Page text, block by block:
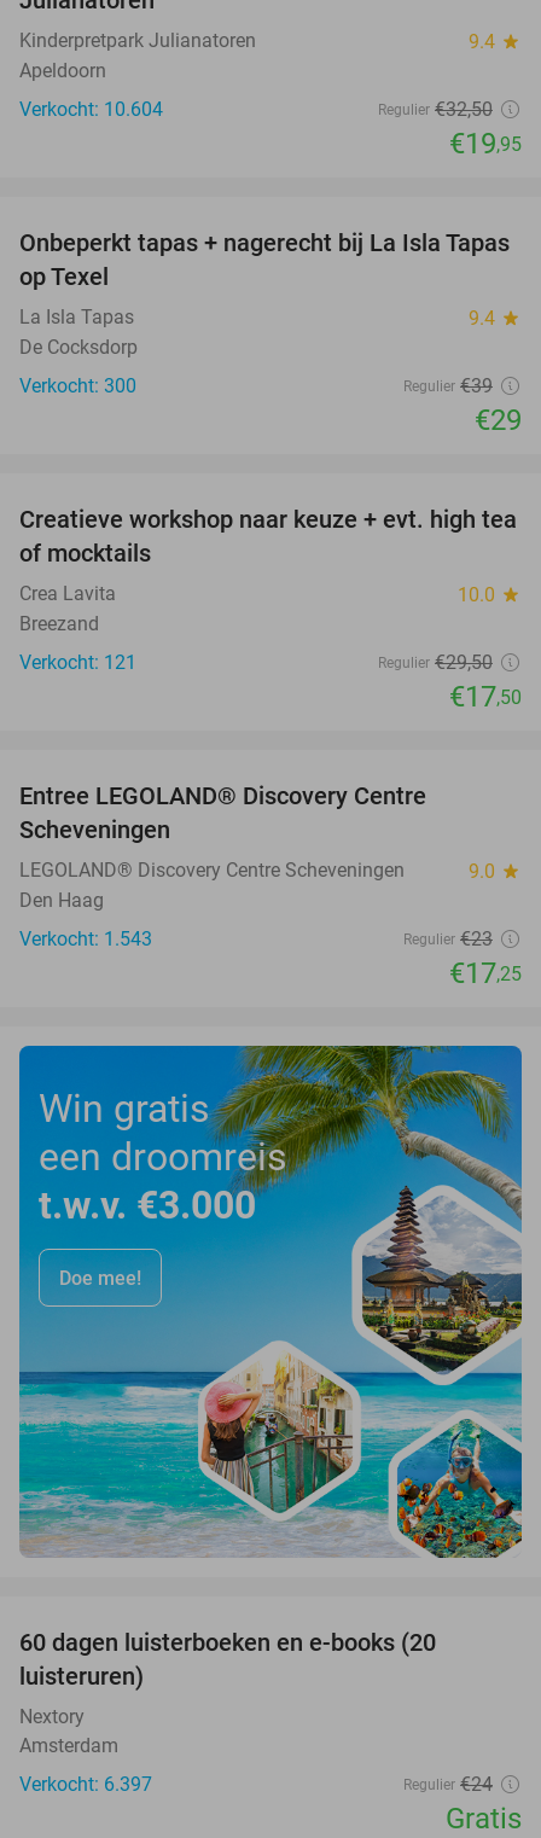
Kinderpretpark Julianatoren 9.4 star
Apeldoorn
Verkocht: 10.604
Regulier €32,50
€19,95
26%
Onbeperkt tapas + nagerecht bij La Isla Tapas
op Texel
La Isla Tapas 9.4 star
De Cocksdorp
Verkocht: 300
Regulier €39
€29
41%
Creatieve workshop naar keuze + evt. high tea
of mocktails
Crea Lavita 10.0 star
Breezand
Verkocht: 121
Regulier €29,50
€17,50
Entree LEGOLAND® Discovery Centre
Scheveningen
LEGOLAND® Discovery Centre Scheveningen 9.0 star
Den Haag
Verkocht: 1.543
Regulier €23
€17,25
Win gratis
een droomreis
t.w.v. €3.000
Doe mee!
60 dagen luisterboeken en e-books (20
luisteruren)
Nextory
Amsterdam
Verkocht: 6.397
Regulier €24
Gratis